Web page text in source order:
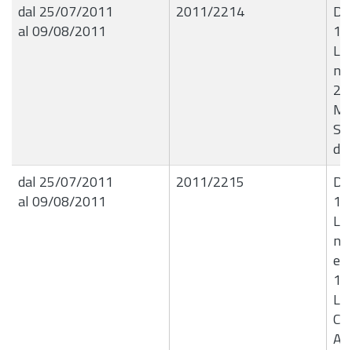
dal 25/07/2011
al 09/08/2011
2011/2214
dal 25/07/2011
al 09/08/2011
2011/2215
e